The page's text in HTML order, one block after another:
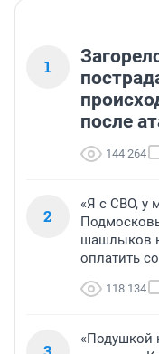
1
после
144 264
2
«Я с СВО, у
шашлыков
оплатить
118 134
«Подушкой